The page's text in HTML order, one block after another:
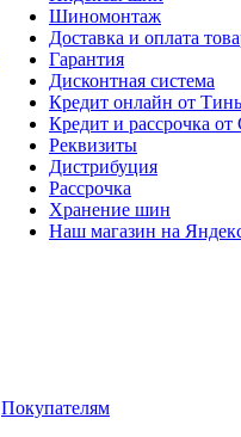
Шиномонтаж
Доставка и оплата
Гарантия
Дисконтная система
Кредит онлайн от
Кредит и рассрочка от
Реквизиты
Дистрибуция
Рассрочка
Хранение шин
Наш магазин на
Покупателям